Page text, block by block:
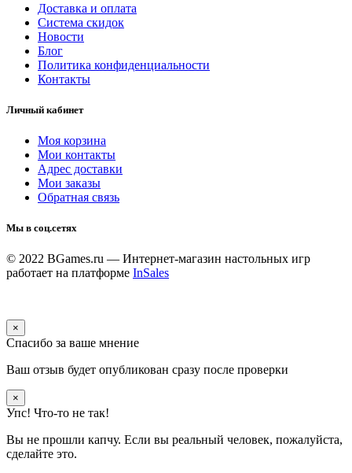
Доставка и оплата
Система скидок
Новости
Блог
Политика конфиденциальности
Контакты
Личный кабинет
Моя корзина
Мои контакты
Адрес доставки
Мои заказы
Обратная связь
Мы в соц.сетях
© 2022 BGames.ru — Интернет-магазин настольных игр
работает на платформе InSales
×
Спасибо за ваше мнение
Ваш отзыв будет опубликован сразу после проверки
×
Упс! Что-то не так!
Вы не прошли капчу. Если вы реальный человек, пожалуйста,
сделайте это.